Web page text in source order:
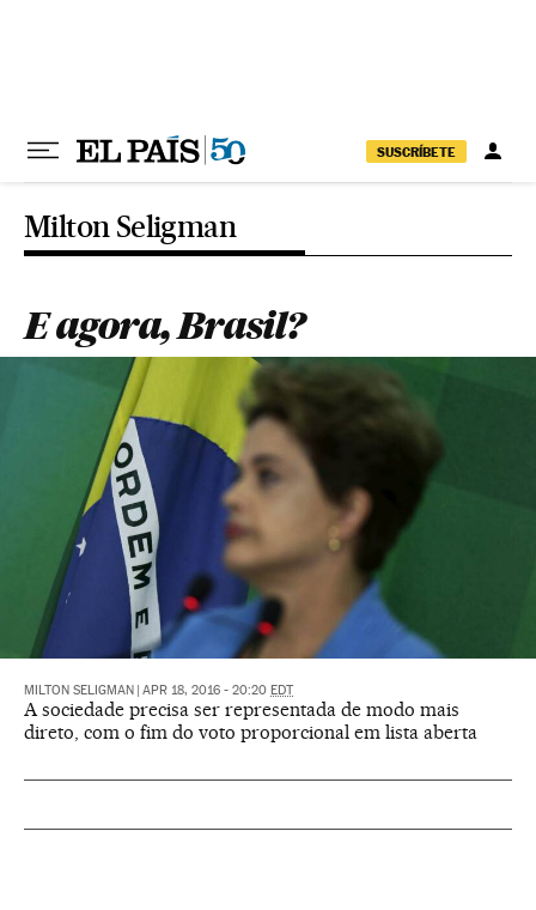
SUSCRÍBETE
Milton Seligman
E agora, Brasil?
MILTON SELIGMAN APR 18, 2016 - 20:20 EDT
A sociedade precisa ser representada de modo mais
direto, com o fim do voto proporcional em lista aberta